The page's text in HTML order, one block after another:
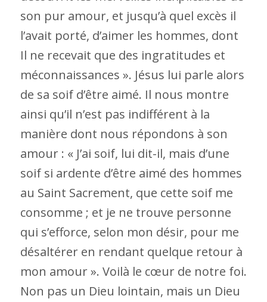
son pur amour, et jusqu’à quel excès il
l’avait porté, d’aimer les hommes, dont
Il ne recevait que des ingratitudes et
méconnaissances ». Jésus lui parle alors
de sa soif d’être aimé. Il nous montre
ainsi qu’il n’est pas indifférent à la
manière dont nous répondons à son
amour : « J’ai soif, lui dit-il, mais d’une
soif si ardente d’être aimé des hommes
au Saint Sacrement, que cette soif me
consomme ; et je ne trouve personne
qui s’efforce, selon mon désir, pour me
désaltérer en rendant quelque retour à
mon amour ». Voilà le cœur de notre foi.
Non pas un Dieu lointain, mais un Dieu